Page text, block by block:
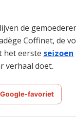
de
Coffinet, de
het eerste seizoen
verhaal doet.
favoriet